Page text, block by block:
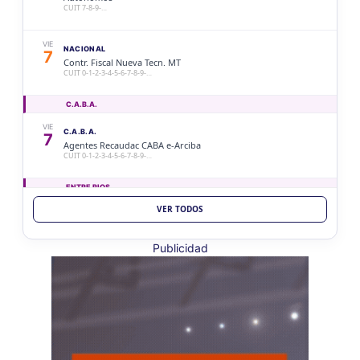
CUIT 7-8-9-…
VIE
7 NACIONAL
Contr. Fiscal Nueva Tecn. MT
CUIT 0-1-2-3-4-5-6-7-8-9-…
C.A.B.A.
VIE
7 C.A.B.A.
Agentes Recaudac CABA e-Arciba
CUIT 0-1-2-3-4-5-6-7-8-9-…
ENTRE RIOS
7
CUIT 5-6-7-8-9-…
7
VER TODOS
Publicidad